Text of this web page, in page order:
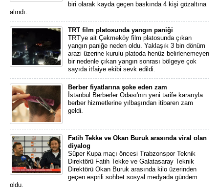
biri olarak kayda geçen baskında 4 kişi gözaltına
alındı.
TRT film platosunda yangın paniği
TRT'ye ait Çekmeköy film platosunda çıkan
yangın paniğe neden oldu. Yaklaşık 3 bin dönüm
arazi üzerine kurulu platoda henüz belirlenemeyen
bir nedenle çıkan yangın sonrası bölgeye çok
sayıda itfaiye ekibi sevk edildi.
Berber fiyatlarına şoke eden zam
İstanbul Berberler Odası'nın yeni tarife kararıyla
berber hizmetlerine yılbaşından itibaren zam
geldi.
Fatih Tekke ve Okan Buruk arasında viral olan
diyalog
Süper Kupa maçı öncesi Trabzonspor Teknik
Direktörü Fatih Tekke ve Galatasaray Teknik
Direktörü Okan Buruk arasında kilo üzerinden
geçen esprili sohbet sosyal medyada gündem
oldu.